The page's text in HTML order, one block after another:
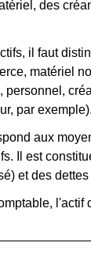
des
il faut
matériel
personnel,
par exemple).
aux
Il est
et des
l'actif